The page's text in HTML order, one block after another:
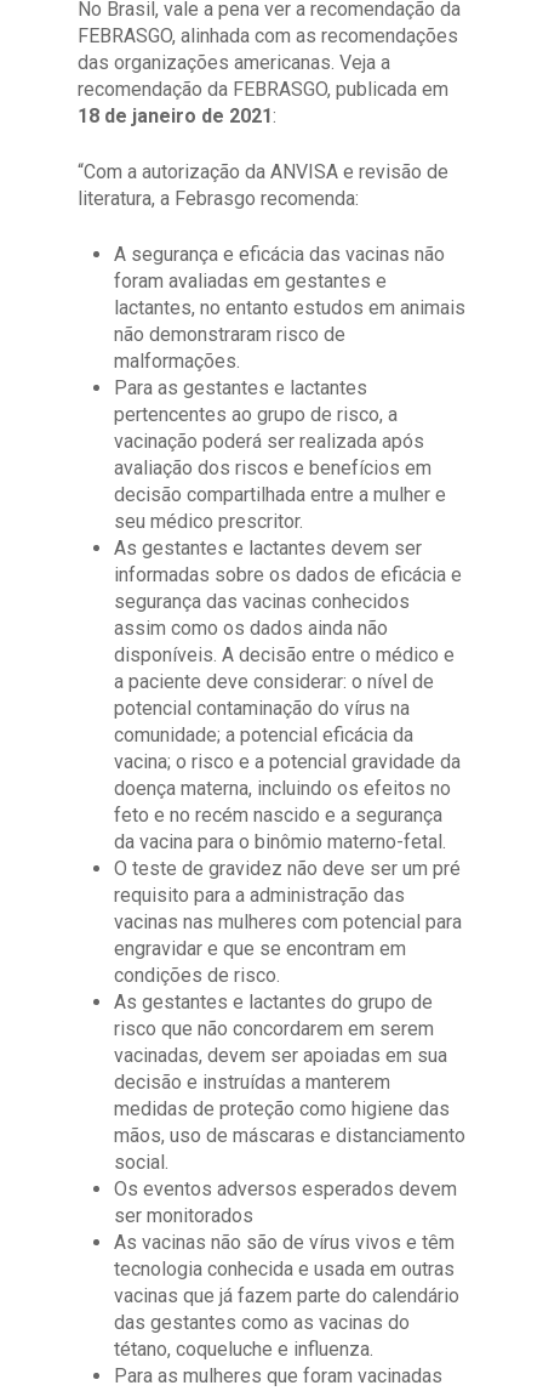
No Brasil, vale a pena ver a recomendação da
FEBRASGO, alinhada com as recomendações
das organizações americanas. Veja a
recomendação da FEBRASGO, publicada em
18 de janeiro de 2021:
“Com a autorização da ANVISA e revisão de
literatura, a Febrasgo recomenda:
A segurança e eficácia das vacinas não
foram avaliadas em gestantes e
lactantes, no entanto estudos em animais
não demonstraram risco de
malformações.
Para as gestantes e lactantes
pertencentes ao grupo de risco, a
vacinação poderá ser realizada após
avaliação dos riscos e benefícios em
decisão compartilhada entre a mulher e
seu médico prescritor.
As gestantes e lactantes devem ser
informadas sobre os dados de eficácia e
segurança das vacinas conhecidos
assim como os dados ainda não
disponíveis. A decisão entre o médico e
a paciente deve considerar: o nível de
potencial contaminação do vírus na
comunidade; a potencial eficácia da
vacina; o risco e a potencial gravidade da
doença materna, incluindo os efeitos no
feto e no recém nascido e a segurança
da vacina para o binômio materno-fetal.
O teste de gravidez não deve ser um pré
requisito para a administração das
vacinas nas mulheres com potencial para
engravidar e que se encontram em
condições de risco.
As gestantes e lactantes do grupo de
risco que não concordarem em serem
vacinadas, devem ser apoiadas em sua
decisão e instruídas a manterem
medidas de proteção como higiene das
mãos, uso de máscaras e distanciamento
social.
Os eventos adversos esperados devem
ser monitorados
As vacinas não são de vírus vivos e têm
tecnologia conhecida e usada em outras
vacinas que já fazem parte do calendário
das gestantes como as vacinas do
tétano, coqueluche e influenza.
Para as mulheres que foram vacinadas